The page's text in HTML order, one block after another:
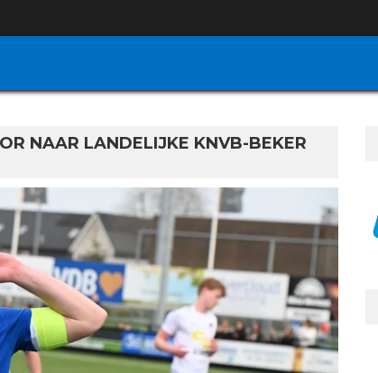
NAAR LANDELIJKE KNVB-BEKER